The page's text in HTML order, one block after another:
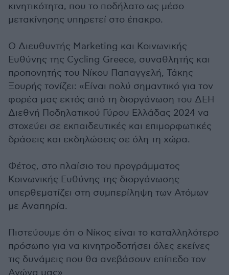
κινητικότητα, που το ποδήλατο ως μέσο
μετακίνησης υπηρετεί στο έπακρο.
Ο Διευθυντής Marketing και Κοινωνικής
Ευθύνης της Cycling Greece, συναθλητής και
προπονητής του Νίκου Παπαγγελή, Τάκης
Ξουρής τονίζει: «Είναι πολύ σημαντικό για τον
φορέα μας εκτός από τη διοργάνωση του ΔΕΗ
Διεθνή Ποδηλατικού Γύρου Ελλάδας 2024 να
στοχεύει σε εκπαιδευτικές και επιμορφωτικές
δράσεις και εκδηλώσεις σε όλη τη χώρα.
Φέτος, στο πλαίσιο του προγράμματος
Κοινωνικής Ευθύνης της διοργάνωσης
υπερθεματίζει στη συμπερίληψη των Ατόμων
με Αναπηρία.
Πιστεύουμε ότι ο Νίκος είναι το καταλληλότερο
πρόσωπο για να κινητροδοτήσει όλες εκείνες
τις δυνάμεις που θα ανεβάσουν επίπεδο τον
Αγώνα μας»